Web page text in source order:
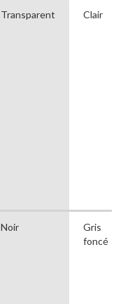
Transparent Clair
Noir
Gris
foncé